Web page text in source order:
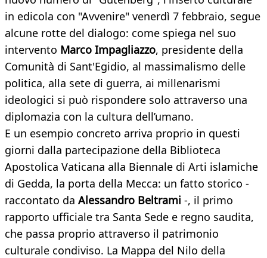
in edicola con "Avvenire" venerdì 7 febbraio, segue
alcune rotte del dialogo: come spiega nel suo
intervento Marco Impagliazzo, presidente della
Comunità di Sant'Egidio, al massimalismo delle
politica, alla sete di guerra, ai millenarismi
ideologici si può rispondere solo attraverso una
diplomazia con la cultura dell’umano.
E un esempio concreto arriva proprio in questi
giorni dalla partecipazione della Biblioteca
Apostolica Vaticana alla Biennale di Arti islamiche
di Gedda, la porta della Mecca: un fatto storico -
raccontato da Alessandro Beltrami -, il primo
rapporto ufficiale tra Santa Sede e regno saudita,
che passa proprio attraverso il patrimonio
culturale condiviso. La Mappa del Nilo della